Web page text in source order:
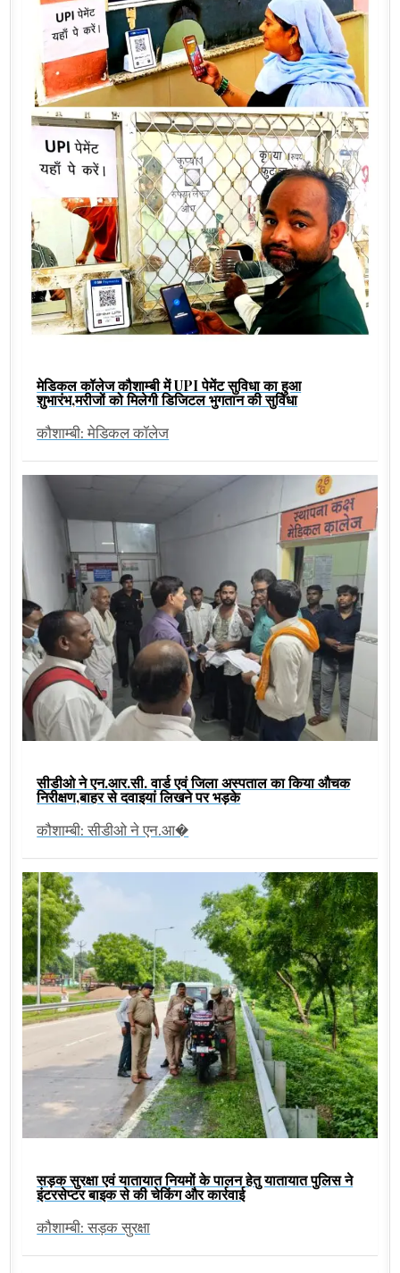
मेडिकल कॉलेज कौशाम्बी में UPI पेमेंट सुविधा का हुआ
शुभारंभ,मरीजों को मिलेगी डिजिटल भुगतान की सुविधा
कौशाम्बी: मेडिकल कॉलेज
सीडीओ ने एन.आर.सी. वार्ड एवं जिला अस्पताल का किया औचक
निरीक्षण,बाहर से दवाइयां लिखने पर भड़के
कौशाम्बी: सीडीओ ने एन.आ�
सड़क सुरक्षा एवं यातायात नियमों के पालन हेतु यातायात पुलिस ने
इंटरसेप्टर बाइक से की चेकिंग और कार्रवाई
कौशाम्बी: सड़क सुरक्षा